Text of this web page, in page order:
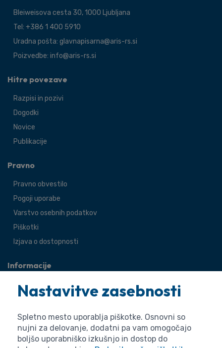
Bleiweisova cesta 30, 1000 Ljubljana
Tel: +386 1 400 5910
Uradna pošta: glavnapisarna@aris-rs.si
Poizvedbe: info@aris-rs.si
Hitre povezave
Razpisi in pozivi
Dogodki
Novice
Publikacije
Pravno
Pravno obvestilo
Pogoji uporabe
Varstvo osebnih podatkov
Piškotki
Izjava o dostopnosti
Informacije
O agenciji
Splošne zadeve
Pravne zadeve
Nastavitve zasebnosti
Spletno mesto uporablja piškotke. Osnovni so
nujni za delovanje, dodatni pa vam omogočajo
boljšo uporabniško izkušnjo in dostop do